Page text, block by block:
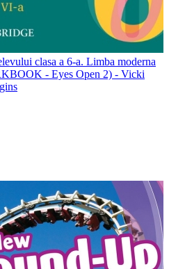
clasa a 6-a. Limba moderna
- Eyes Open 2) - Vicki